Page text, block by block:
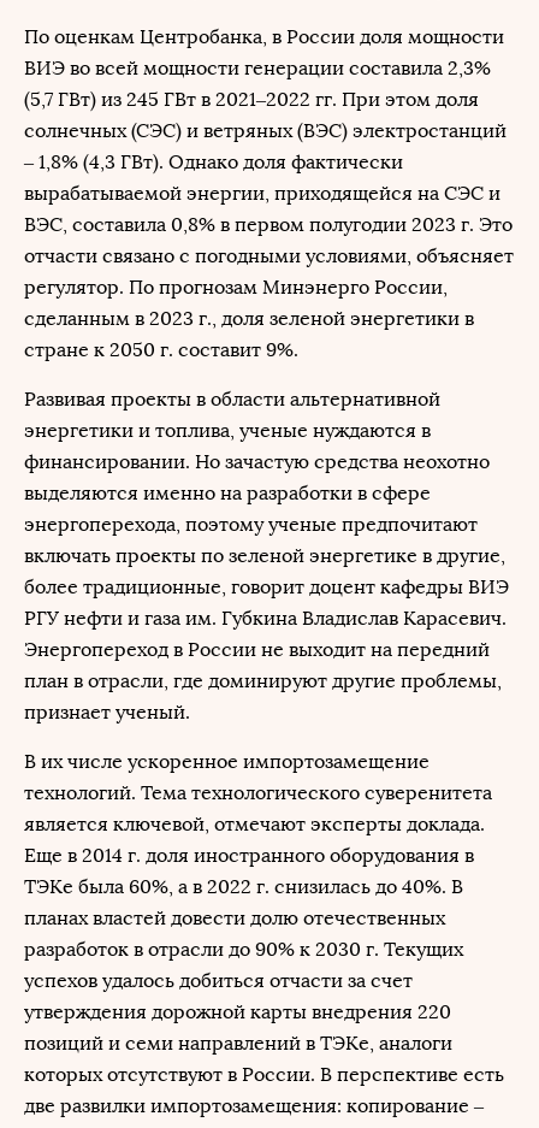
По оценкам Центробанка, в России доля мощности
ВИЭ во всей мощности генерации составила 2,3%
(5,7 ГВт) из 245 ГВт в 2021–2022 гг. При этом доля
солнечных (СЭС) и ветряных (ВЭС) электростанций
– 1,8% (4,3 ГВт). Однако доля фактически
вырабатываемой энергии, приходящейся на СЭС и
ВЭС, составила 0,8% в первом полугодии 2023 г. Это
отчасти связано с погодными условиями, объясняет
регулятор. По прогнозам Минэнерго России,
сделанным в 2023 г., доля зеленой энергетики в
стране к 2050 г. составит 9%.
Развивая проекты в области альтернативной
энергетики и топлива, ученые нуждаются в
финансировании. Но зачастую средства неохотно
выделяются именно на разработки в сфере
энергоперехода, поэтому ученые предпочитают
включать проекты по зеленой энергетике в другие,
более традиционные, говорит доцент кафедры ВИЭ
РГУ нефти и газа им. Губкина Владислав Карасевич.
Энергопереход в России не выходит на передний
план в отрасли, где доминируют другие проблемы,
признает ученый.
В их числе ускоренное импортозамещение
технологий. Тема технологического суверенитета
является ключевой, отмечают эксперты доклада.
Еще в 2014 г. доля иностранного оборудования в
ТЭКе была 60%, а в 2022 г. снизилась до 40%. В
планах властей довести долю отечественных
разработок в отрасли до 90% к 2030 г. Текущих
успехов удалось добиться отчасти за счет
утверждения дорожной карты внедрения 220
позиций и семи направлений в ТЭКе, аналоги
которых отсутствуют в России. В перспективе есть
две развилки импортозамещения: копирование –